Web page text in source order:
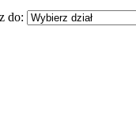
do: